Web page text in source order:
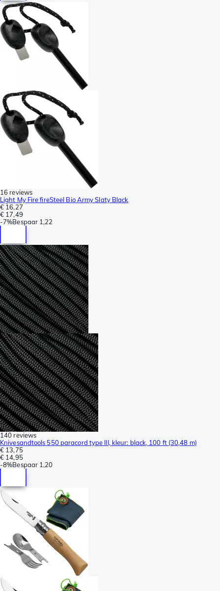
16 reviews
Light My Fire fireSteel Bio Army Slaty Black
€ 16,27
€ 17,49
-7%Bespaar 1,22
140 reviews
Knivesandtools 550 paracord type III, kleur: black, 100 ft (30,48 m)
€ 13,75
€ 14,95
-8%Bespaar 1,20